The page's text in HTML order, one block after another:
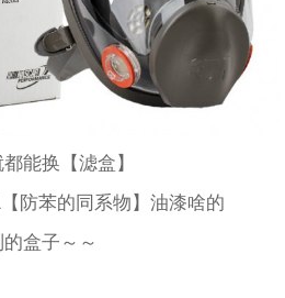
能换【滤盒】
防苯的同系物】油漆啥的
盒子～～